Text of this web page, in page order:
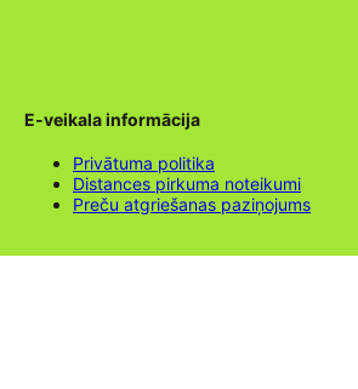
E-veikala informācija
Privātuma politika
Distances pirkuma noteikumi
Preču atgriešanas paziņojums